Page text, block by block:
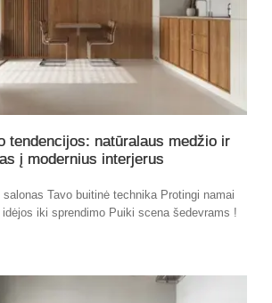
tendencijos: natūralaus medžio ir
į modernius interjerus
Tavo buitinė technika Protingi namai
iki sprendimo Puiki scena šedevrams !